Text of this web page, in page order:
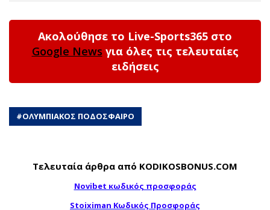
Ακολούθησε το Live-Sports365 στο
Google News για όλες τις τελευταίες
ειδήσεις
#ΟΛΥΜΠΙΑΚΟΣ ΠΟΔΟΣΦΑΙΡΟ
Τελευταία άρθρα από KODIKOSBONUS.COM
Novibet κωδικός προσφοράς
Stoiximan Κωδικός Προσφοράς